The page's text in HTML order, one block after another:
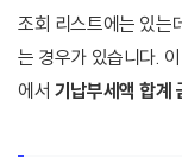
조회 리스트에는 있는
는 경우가 있습니다.
에서 기납부세액 합계